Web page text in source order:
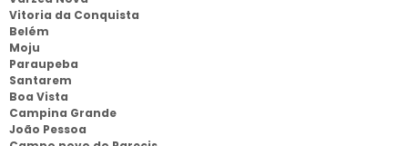
Vitoria da Conquista
Belém
Moju
Paraupeba
Santarem
Boa Vista
Campina Grande
João Pessoa